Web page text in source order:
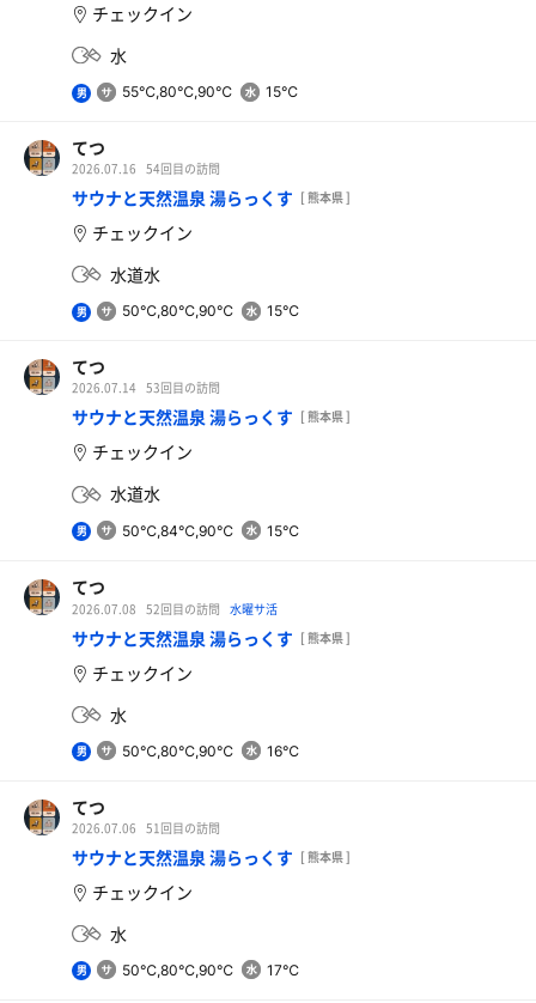
790円
チェックイン
水
男 55℃,80℃,90℃ 15℃
てつ
2026.07.16 54回目の訪問
サウナと天然温泉 湯らっくす [ 熊本県 ]
チェックイン
水道水
男 50℃,80℃,90℃ 15℃
てつ
2026.07.14 53回目の訪問
サウナと天然温泉 湯らっくす [ 熊本県 ]
チェックイン
水道水
男 50℃,84℃,90℃ 15℃
てつ
2026.07.08 52回目の訪問 水曜サ活
サウナと天然温泉 湯らっくす [ 熊本県 ]
チェックイン
水
男 50℃,80℃,90℃ 16℃
てつ
2026.07.06 51回目の訪問
サウナと天然温泉 湯らっくす [ 熊本県 ]
チェックイン
水
男 50℃,80℃,90℃ 17℃